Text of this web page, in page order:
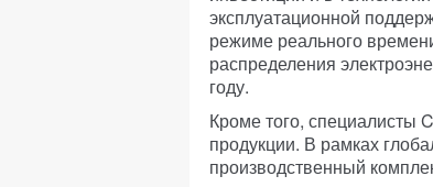
эксплуатационной
режиме реального
распределения
году.
Кроме того, специалисты
продукции. В рамках
производственный